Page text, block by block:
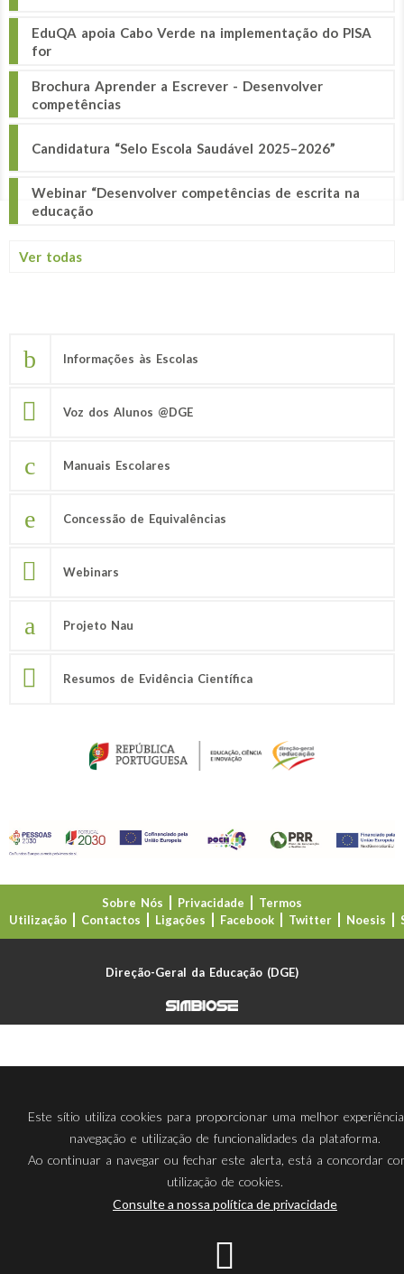
EduQA apoia Cabo Verde na implementação do PISA
for
Brochura Aprender a Escrever - Desenvolver
competências
Candidatura “Selo Escola Saudável 2025–2026”
Webinar “Desenvolver competências de escrita na
educação
Ver todas
Informações às Escolas
Voz dos Alunos @DGE
Manuais Escolares
Concessão de Equivalências
Webinars
Projeto Nau
Resumos de Evidência Científica
Sobre Nós Privacidade
Termos
Utilização
Contactos Ligações Facebook Twitter Noesis
Direção-Geral da Educação (DGE)
Este sítio utiliza cookies para proporcionar uma melhor
navegação e utilização de funcionalidades da plataforma.
Ao continuar a navegar ou fechar este alerta, está a concordar
utilização de cookies.
Consulte a nossa política de privacidade